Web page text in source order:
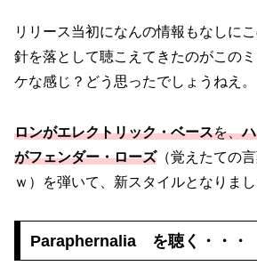
リリース当初になんの情報もなしに
針を落として聴こえてきたのがこの
ケな感じ？どう思ったでしょうねえ。
ロンがエレクトリック・ベースを、
がフェンダー・ローズ（覚えたての
ｗ）を弾いて、新スタイルとなりまし
Paraphernalia を聴く・・・